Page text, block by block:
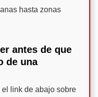
hasta zonas
antes de que
de una
link de abajo sobre